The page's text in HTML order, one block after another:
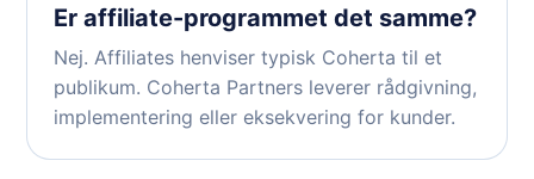
Er affiliate-programmet det samme?
Nej. Affiliates henviser typisk Coherta til et
publikum. Coherta Partners leverer rådgivning,
implementering eller eksekvering for kunder.